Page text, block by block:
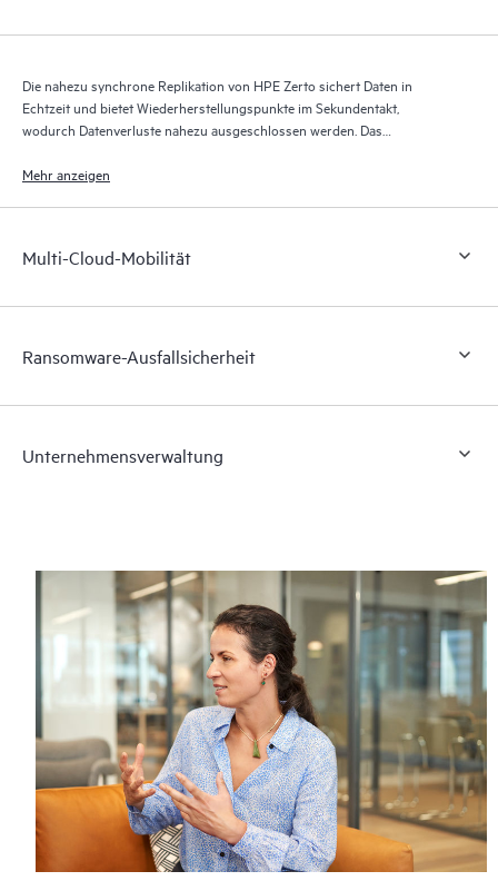
Die nahezu synchrone Replikation von HPE Zerto sichert Daten in
Echtzeit und bietet Wiederherstellungspunkte im Sekundentakt,
wodurch Datenverluste nahezu ausgeschlossen werden. Das
Tausende von Wiederherstellungspunkten und ermöglicht so eine
Mehr anzeigen
Multi-Cloud-Mobilität
Ransomware-Ausfallsicherheit
Unternehmensverwaltung